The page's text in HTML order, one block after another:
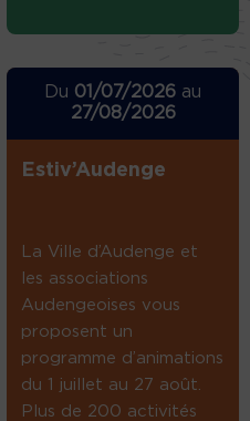
Du 01/07/2026 au
27/08/2026
Estiv’Audenge
La Ville d’Audenge et
les associations
Audengeoises vous
proposent un
programme d’animations
du 1 juillet au 27 août.
Plus de 200 activités